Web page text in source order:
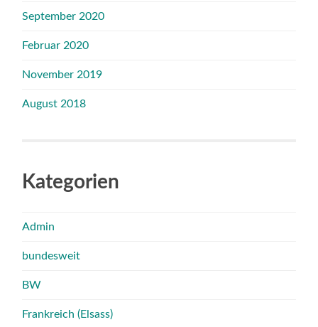
September 2020
Februar 2020
November 2019
August 2018
Kategorien
Admin
bundesweit
BW
Frankreich (Elsass)